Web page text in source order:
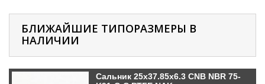
БЛИЖАЙШИЕ ТИПОРАЗМЕРЫ В
НАЛИЧИИ
Сальник 25x37.85x6.3 CNB NBR 75-